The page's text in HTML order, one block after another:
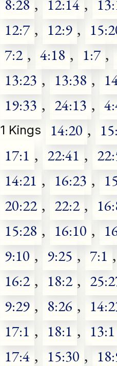
8:28 , 12:14 ,
12:7 , 12:9 ,
7:2 , 4:18 , 1:7 ,
13:23 , 13:38 ,
19:33 , 24:13 ,
1 Kings 14:20 ,
17:1 , 22:41 ,
14:21 , 16:23 ,
20:22 , 22:2 ,
15:28 , 16:10 ,
9:10 , 9:25 , 7:1 ,
16:2 , 18:2 ,
9:29 , 8:26 ,
17:1 , 18:1 , 13:1
17:4 , 15:30 ,